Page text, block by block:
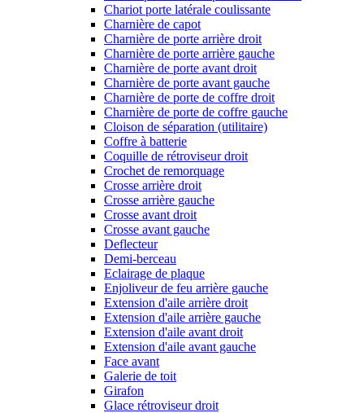
Chariot porte latérale coulissante
Charnière de capot
Charnière de porte arrière droit
Charnière de porte arrière gauche
Charnière de porte avant droit
Charnière de porte avant gauche
Charnière de porte de coffre droit
Charnière de porte de coffre gauche
Cloison de séparation (utilitaire)
Coffre à batterie
Coquille de rétroviseur droit
Crochet de remorquage
Crosse arrière droit
Crosse arrière gauche
Crosse avant droit
Crosse avant gauche
Deflecteur
Demi-berceau
Eclairage de plaque
Enjoliveur de feu arrière gauche
Extension d'aile arrière droit
Extension d'aile arrière gauche
Extension d'aile avant droit
Extension d'aile avant gauche
Face avant
Galerie de toit
Girafon
Glace rétroviseur droit